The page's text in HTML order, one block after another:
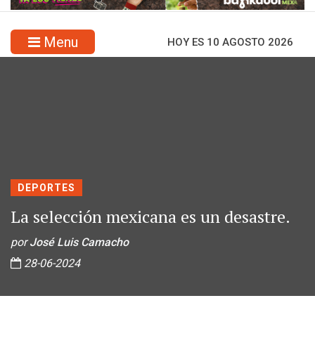
Menu HOY ES 10 AGOSTO 2026
DEPORTES
La selección mexicana es un desastre.
porJosé Luis Camacho
28-06-2024